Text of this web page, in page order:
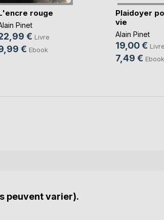
rouge
Pinet
€ Livre
€ Ebook
Plaidoyer
vie
Alain Pinet
19,00 € Livre
7,49 € Ebook
peuvent varier).